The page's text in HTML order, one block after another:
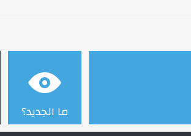
ما الجديد؟